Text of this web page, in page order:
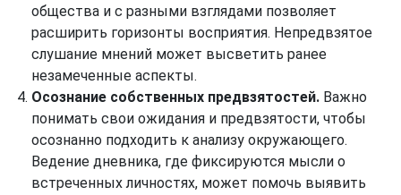
общества и с разными взглядами позволяет
расширить горизонты восприятия. Непредвзятое
слушание мнений может высветить ранее
незамеченные аспекты.
Осознание собственных предвзятостей. Важно
понимать свои ожидания и предвзятости, чтобы
осознанно подходить к анализу окружающего.
Ведение дневника, где фиксируются мысли о
встреченных личностях, может помочь выявить